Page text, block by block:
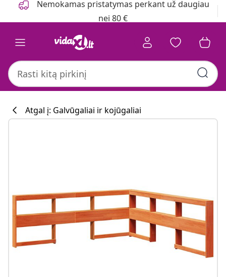
Nemokamas pristatymas perkant už daugiau
nei 80 €
Atgal į: Galvūgaliai ir kojūgaliai